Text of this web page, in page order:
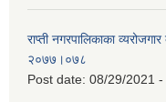
राप्ती नगरपालिकाका
२०७७।०७८
Post date: 08/29/2021 -